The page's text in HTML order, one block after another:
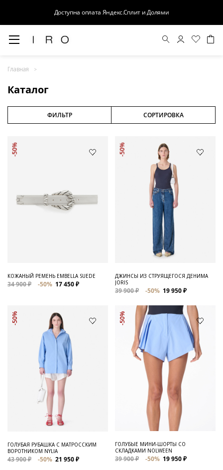
Доступна оплата Яндекс.Сплит и Долями
Главная
Каталог
Церемония
Распродажа
Для нее
Сумки и аксессуары
ФИЛЬТР СОРТИРОВКА
-50%
КОЖАНЫЙ РЕМЕНЬ EMBELLA SUEDE
34 900 ₽ -50% 17 450 ₽
-50%
ДЖИНСЫ ИЗ СТРУЯЩЕГОСЯ ДЕНИМА
JORIS
39 900 ₽ -50% 19 950 ₽
-50%
ГОЛУБАЯ РУБАШКА С МАТРОССКИМ
ВОРОТНИКОМ NYLIA
43 900 ₽ -50% 21 950 ₽
-50%
ГОЛУБЫЕ МИНИ-ШОРТЫ СО
СКЛАДКАМИ NOLWEEN
39 900 ₽ -50% 19 950 ₽